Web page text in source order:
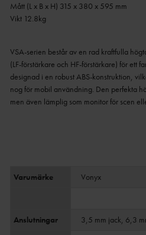
Mått (L x B x H) 315 x 380 x 595 mm
Vikt 12.8kg
VSA-serien består av en rad kraftfulla
(LF-förstärkare och HF-förstärkare) för ett
designad i en robust ABS-konstruktion,
nog för mobil användning. Den perfekta
men även lämplig som monitor för scen
Varumärke Vonyx
Anslutningar
3,5 mm jack, 6,3